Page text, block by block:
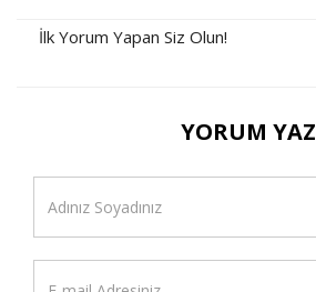
İlk Yorum Yapan Siz Olun!
YORUM YAZ